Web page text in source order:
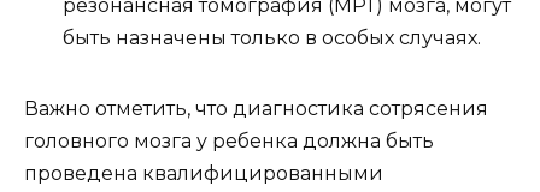
резонансная томография (МРТ) мозга, могут
быть назначены только в особых случаях.
Важно отметить, что диагностика сотрясения
головного мозга у ребенка должна быть
проведена квалифицированными